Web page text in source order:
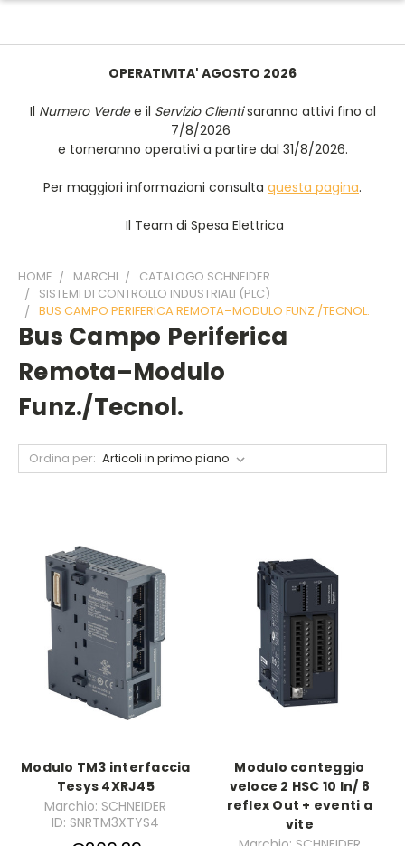
OPERATIVITA' AGOSTO 2026
Il Numero Verdee il Servizio Clientisaranno attivi fino al
7/8/2026
e torneranno operativi a partire dal 31/8/2026.
Per maggiori informazioni consulta questa pagina.
Il Team di Spesa Elettrica
HOME MARCHI
CATALOGO SCHNEIDER
SISTEMI DI CONTROLLO INDUSTRIALI (PLC)
BUS CAMPO PERIFERICA REMOTA–MODULO FUNZ./TECNOL.
Bus Campo Periferica
Remota–Modulo
Funz./tecnol.
Ordina per:
Modulo TM3 interfaccia
Tesys 4XRJ45
Marchio: SCHNEIDER
ID: SNRTM3XTYS4
Modulo conteggio
veloce 2 HSC 10 In/ 8
reflex Out + eventi a
vite